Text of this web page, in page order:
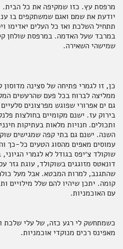
מרפסת עץ. כזו שמקיפה את כל הבית.
יודעת את שמם ואגם שמשתקפים בו
תתחיל השלכת ואז כל העלים יאדימו
במרבד שעל האדמה. במרפסת שולחן
שמישהי השאירה.
כן, זו לגמרי פתיחה של סצינה
ממליצה לברוח בכל פעם שהרעשים
גם ים אפרורי שפוגש מפרצונים
בירוק עז. ישנם מקומיים בחולצות
ותכולים. חנויות מלאות בעתיקות
השנה. ישנם גם בתי קפה שמגישים
עמוסים מאפים מהסוג הטעים כל-כך
שוקולד צ׳יפס בגודל לא לגמרי
דונאטס מזוגגים בשוקולד, עוגת גזר
שהתגנב, למרות המבטא. אבל מעל
קומה. יתכן שיהיו להם שלל מילויים
עם האוכמניות.
כשמתחשק לי רגע כזה, של עלי שלכת
מאפינס רכים מנוקדי אוכמניות.
ארוחות שלמות
מגשי אירוח מתוקים
תבלינים
קפה ותה
ביצים וחלב
אלכוהול ותזקיקים
חדר רחצה
סלים ותיקים
נרות וריחות
ילדים